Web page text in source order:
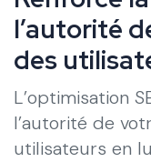
l’autorité
des
L’optimisation
l’autorité de
utilisateurs en